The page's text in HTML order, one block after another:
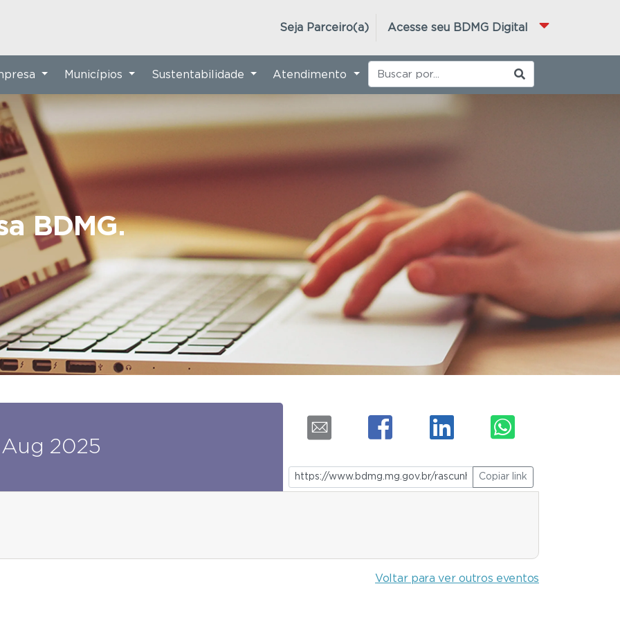
Acesse seu BDMG Digital
Seja Parceiro(a)
BDMG.
Municípios Sustentabilidade Atendimento
Aug 2025
Copiar link
Voltar para ver outros eventos